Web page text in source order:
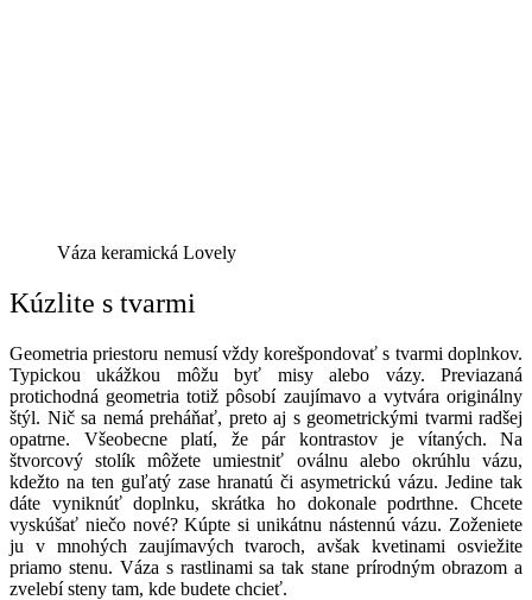
Váza keramická Lovely
Kúzlite s tvarmi
Geometria priestoru nemusí vždy korešpondovať s tvarmi doplnkov.
Typickou ukážkou môžu byť misy alebo vázy. Previazaná
protichodná geometria totiž pôsobí zaujímavo a vytvára originálny
štýl. Nič sa nemá preháňať, preto aj s geometrickými tvarmi radšej
opatrne. Všeobecne platí, že pár kontrastov je vítaných. Na
štvorcový stolík môžete umiestniť oválnu alebo okrúhlu vázu,
kdežto na ten guľatý zase hranatú či asymetrickú vázu. Jedine tak
dáte vyniknúť doplnku, skrátka ho dokonale podrthne. Chcete
vyskúšať niečo nové? Kúpte si unikátnu nástennú vázu. Zoženiete
ju v mnohých zaujímavých tvaroch, avšak kvetinami osviežite
priamo stenu. Váza s rastlinami sa tak stane prírodným obrazom a
zvelebí steny tam, kde budete chcieť.